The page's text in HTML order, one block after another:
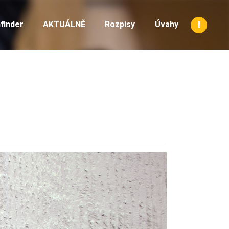
AKTUÁLNĚ Rozpisy Úvahy